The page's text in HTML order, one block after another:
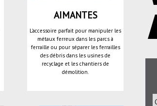
AIMANTES
L'accessoire parfait pour manipuler les
métaux ferreux dans les parcs à
ferraille ou pour séparer les ferrailles
des débris dans les usines de
recyclage et les chantiers de
démolition.